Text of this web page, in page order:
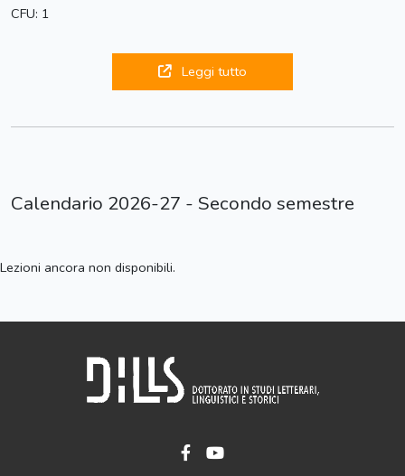
CFU: 1
Leggi tutto
Calendario 2026-27 - Secondo semestre
Lezioni ancora non disponibili.